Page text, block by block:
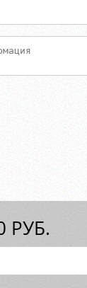
РУБ.